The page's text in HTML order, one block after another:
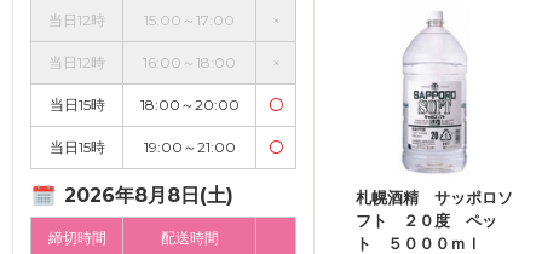
当日12時 15:00～17:00 ×
当日12時 16:00～18:00 ×
当日15時 18:00～20:00 〇
当日15時 19:00～21:00 〇
2026年8月8日(土)
締切時間 配送時間
札幌酒精 サッポロソ
フト ２０度 ペッ
ト ５０００ｍｌ